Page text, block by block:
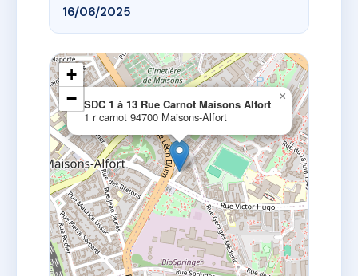
16/06/2025
SDC 1 à 13 Rue Carnot Maisons Alfort
1 r carnot 94700 Maisons-Alfort
×
+
−